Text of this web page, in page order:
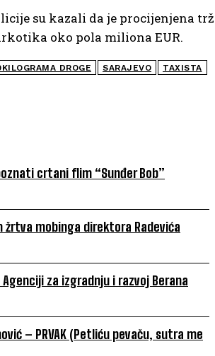
crtani flim “Sunđer Bob”
žrtva mobinga direktora Radevića
za izgradnju i razvoj Berana
– PRVAK (Petliću pevaču, sutra me
su kazali da je procijenjena
oko pola miliona EUR.
DROGE SARAJEVO TAXISTA